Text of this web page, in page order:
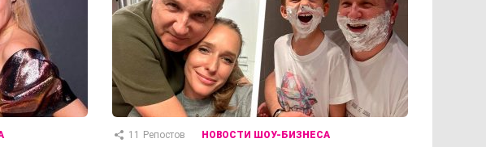
11 Репостов НОВОСТИ ШОУ-БИЗНЕСА